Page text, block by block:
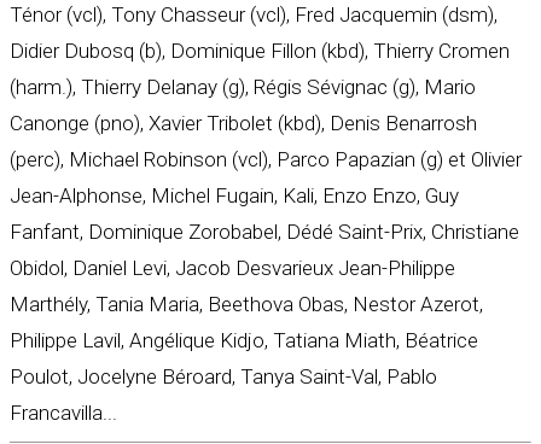
Ténor (vcl), Tony Chasseur (vcl), Fred Jacquemin (dsm),
Didier Dubosq (b), Dominique Fillon (kbd), Thierry Cromen
(harm.), Thierry Delanay (g), Régis Sévignac (g), Mario
Canonge (pno), Xavier Tribolet (kbd), Denis Benarrosh
(perc), Michael Robinson (vcl), Parco Papazian (g) et Olivier
Jean-Alphonse, Michel Fugain, Kali, Enzo Enzo, Guy
Fanfant, Dominique Zorobabel, Dédé Saint-Prix, Christiane
Obidol, Daniel Levi, Jacob Desvarieux Jean-Philippe
Marthély, Tania Maria, Beethova Obas, Nestor Azerot,
Philippe Lavil, Angélique Kidjo, Tatiana Miath, Béatrice
Poulot, Jocelyne Béroard, Tanya Saint-Val, Pablo
Francavilla...